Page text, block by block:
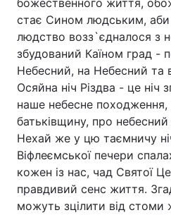
божественного життя,
стає Сином людським,
людство возз`єдналося з
збудований Каїном град -
Небесний, на Небесний та
Осяйна ніч Різдва - це ніч
наше небесне
батьківщину, про
Нехай же у цю таємничу
Віфлеємської печери
кожен із нас, чад Святої
правдивий сенс життя.
можуть зцілити від